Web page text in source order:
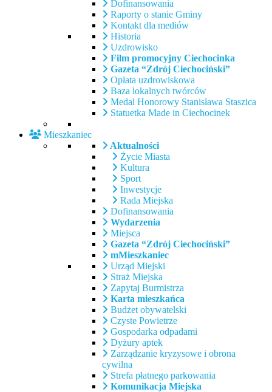
Dofinansowania
Raporty o stanie Gminy
Kontakt dla mediów
Historia
Uzdrowisko
Film promocyjny Ciechocinka
Gazeta “Zdrój Ciechociński”
Opłata uzdrowiskowa
Baza lokalnych twórców
Medal Honorowy Stanisława Staszica
Statuetka Made in Ciechocinek
Mieszkaniec
Aktualności
Życie Miasta
Kultura
Sport
Inwestycje
Rada Miejska
Dofinansowania
Wydarzenia
Miejsca
Gazeta “Zdrój Ciechociński”
mMieszkaniec
Urząd Miejski
Straż Miejska
Zapytaj Burmistrza
Karta mieszkańca
Budżet obywatelski
Czyste Powietrze
Gospodarka odpadami
Dyżury aptek
Zarządzanie kryzysowe i obrona
cywilna
Strefa płatnego parkowania
Komunikacja Miejska